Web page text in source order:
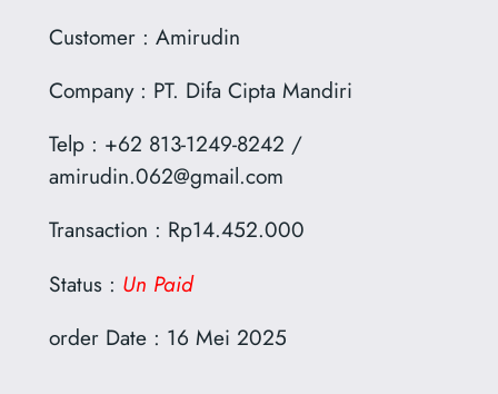
Customer : Amirudin
Company : PT. Difa Cipta Mandiri
Telp : +62 813-1249-8242 /
amirudin.062@gmail.com
Transaction : Rp14.452.000
Status : Un Paid
order Date : 16 Mei 2025